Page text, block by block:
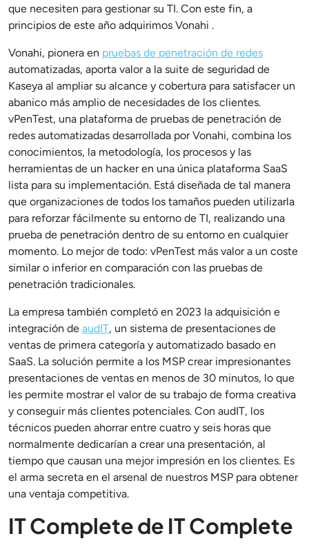
que necesiten para gestionar su TI. Con este fin, a
principios de este año adquirimos Vonahi .
Vonahi, pionera en pruebas de penetración de redes
automatizadas, aporta valor a la suite de seguridad de
Kaseya al ampliar su alcance y cobertura para satisfacer un
abanico más amplio de necesidades de los clientes.
vPenTest, una plataforma de pruebas de penetración de
redes automatizadas desarrollada por Vonahi, combina los
conocimientos, la metodología, los procesos y las
herramientas de un hacker en una única plataforma SaaS
lista para su implementación. Está diseñada de tal manera
que organizaciones de todos los tamaños pueden utilizarla
para reforzar fácilmente su entorno de TI, realizando una
prueba de penetración dentro de su entorno en cualquier
momento. Lo mejor de todo: vPenTest más valor a un coste
similar o inferior en comparación con las pruebas de
penetración tradicionales.
La empresa también completó en 2023 la adquisición e
integración de audIT, un sistema de presentaciones de
ventas de primera categoría y automatizado basado en
SaaS. La solución permite a los MSP crear impresionantes
presentaciones de ventas en menos de 30 minutos, lo que
les permite mostrar el valor de su trabajo de forma creativa
y conseguir más clientes potenciales. Con audIT, los
técnicos pueden ahorrar entre cuatro y seis horas que
normalmente dedicarían a crear una presentación, al
tiempo que causan una mejor impresión en los clientes. Es
el arma secreta en el arsenal de nuestros MSP para obtener
una ventaja competitiva.
IT Complete de IT Complete